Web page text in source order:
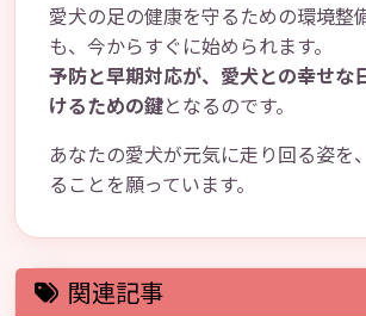
愛犬の足の健康を守るための環境整
も、今からすぐに始められます。
予防と早期対応が、愛犬との幸せな
けるための鍵となるのです。
あなたの愛犬が元気に走り回る姿を
ることを願っています。
関連記事